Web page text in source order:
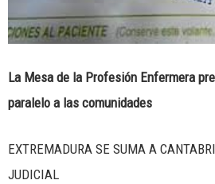
La Mesa de la Profesión Enfermera
paralelo a las comunidades
EXTREMADURA SE SUMA A
JUDICIAL